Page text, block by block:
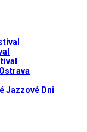
Jazzové Dni